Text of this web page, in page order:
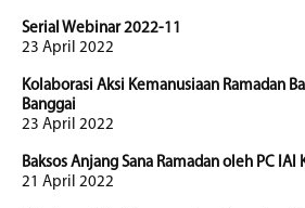
Serial Webinar 2022-11
23 April 2022
Kolaborasi Aksi Kemanusiaan Ramadan
Banggai
23 April 2022
Baksos Anjang Sana Ramadan oleh PC IAI
21 April 2022